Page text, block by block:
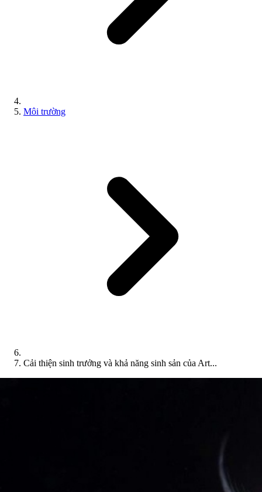
Môi trường
Cải thiện sinh trưởng và khả năng sinh sản của Art...